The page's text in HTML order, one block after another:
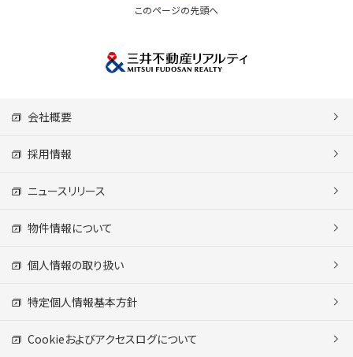
このページの先頭へ
会社概要
採用情報
ニュースリリース
物件情報について
個人情報の取り扱い
特定個人情報基本方針
Cookieおよびアクセスログについて